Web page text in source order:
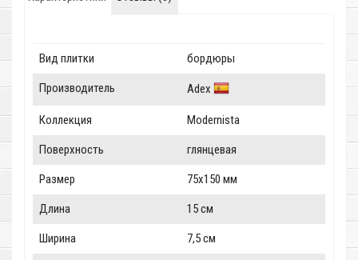
Вид плитки бордюры
Производитель Adex
Коллекция Modernista
Поверхность глянцевая
Размер 75x150 мм
Длина 15 см
Ширина 7,5 см